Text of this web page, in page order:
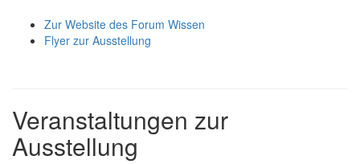
Zur Website des Forum Wissen
Flyer zur Ausstellung
Veranstaltungen zur
Ausstellung